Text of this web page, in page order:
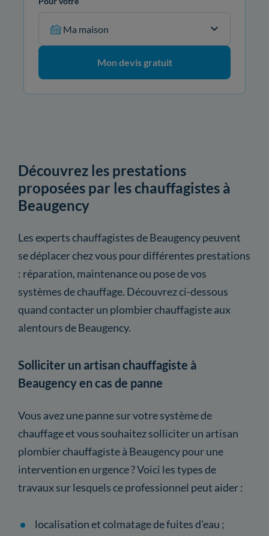
Ma maison
Mon devis gratuit
Découvrez les prestations
proposées par les chauffagistes à
Beaugency
Les experts chauffagistes de Beaugency peuvent
se déplacer chez vous pour différentes prestations
: réparation, maintenance ou pose de vos
systèmes de chauffage. Découvrez ci-dessous
quand contacter un plombier chauffagiste aux
alentours de Beaugency.
Solliciter un artisan chauffagiste à
Beaugency en cas de panne
Vous avez une panne sur votre système de
chauffage et vous souhaitez solliciter un artisan
plombier chauffagiste à Beaugency pour une
intervention en urgence ? Voici les types de
travaux sur lesquels ce professionnel peut aider :
localisation et colmatage de fuites d'eau ;